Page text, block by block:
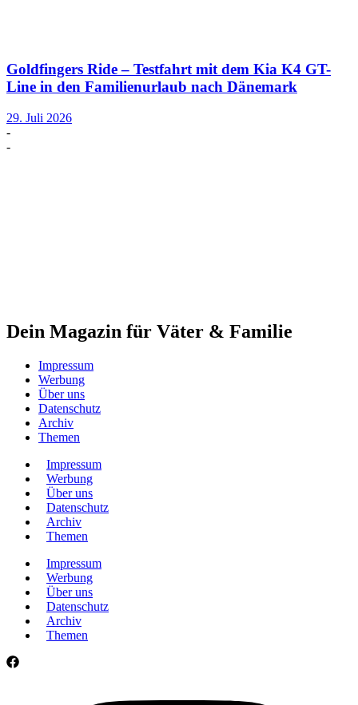
Goldfingers Ride – Testfahrt mit dem Kia K4 GT-
Line in den Familienurlaub nach Dänemark
29. Juli 2026
-
-
Dein Magazin für Väter & Familie
Impressum
Werbung
Über uns
Datenschutz
Archiv
Themen
Impressum
Werbung
Über uns
Datenschutz
Archiv
Themen
Impressum
Werbung
Über uns
Datenschutz
Archiv
Themen